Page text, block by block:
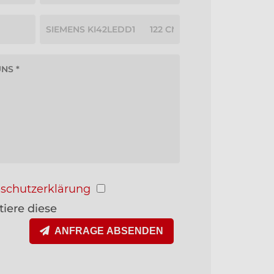
diese
ANFRAGE ABSENDEN